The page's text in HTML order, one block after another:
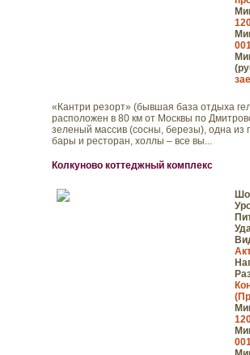
«Кантри резорт» (бывшая база отдыха
расположен в 80 км от Москвы по
зеленый массив (сосны, березы), одна из
бары и ресторан, холлы – все вы...
Колкуново коттеджный комплекс